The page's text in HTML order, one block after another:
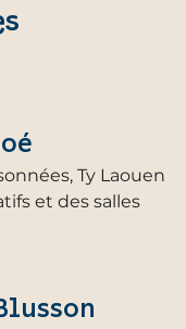
Ty Laouen
et des salles